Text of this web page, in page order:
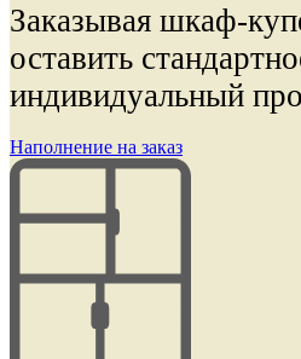
Заказывая шкаф-
оставить
индивидуальный
Наполнение на заказ